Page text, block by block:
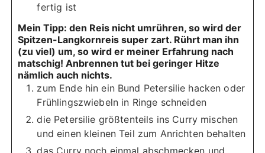
fertig ist
Mein Tipp: den Reis nicht umrühren, so wird der
Spitzen-Langkornreis super zart. Rührt man ihn
(zu viel) um, so wird er meiner Erfahrung nach
matschig! Anbrennen tut bei geringer Hitze
nämlich auch nichts.
zum Ende hin ein Bund Petersilie hacken oder
Frühlingszwiebeln in Ringe schneiden
die Petersilie größtenteils ins Curry mischen
und einen kleinen Teil zum Anrichten behalten